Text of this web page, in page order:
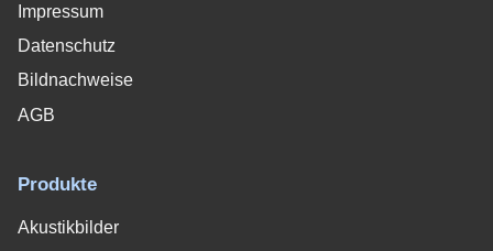
Impressum
Datenschutz
Bildnachweise
AGB
Produkte
Akustikbilder